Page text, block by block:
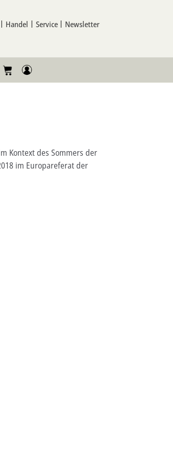
Handel Service Newsletter
Kontext des Sommers der
im Europareferat der